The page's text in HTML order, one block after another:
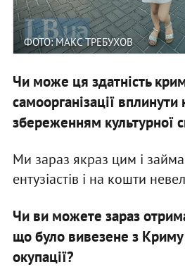
ФОТО: МАКС ТРЕБУХОВ
Чи може ця здатність
самоорганізації вплинути
збереженням культурної
Ми зараз якраз цим і
ентузіастів і на кошти
Чи ви можете зараз
що було вивезене з Криму
окупації?